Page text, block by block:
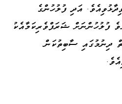
އަދި ފުލުހުންގެ
ފުލުހުންނަށް ޝަރަފްވެރިކަމާއެކު
ދިނުމުގައި ސާބިތުކަން